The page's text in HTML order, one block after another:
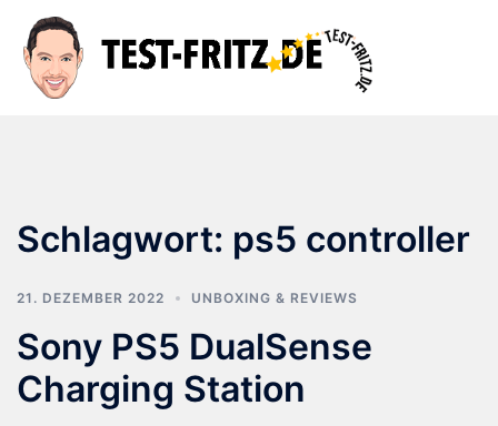
Inhalt
springen
Schlagwort: ps5 controller
21. DEZEMBER 2022 UNBOXING & REVIEWS
Sony PS5 DualSense
Charging Station